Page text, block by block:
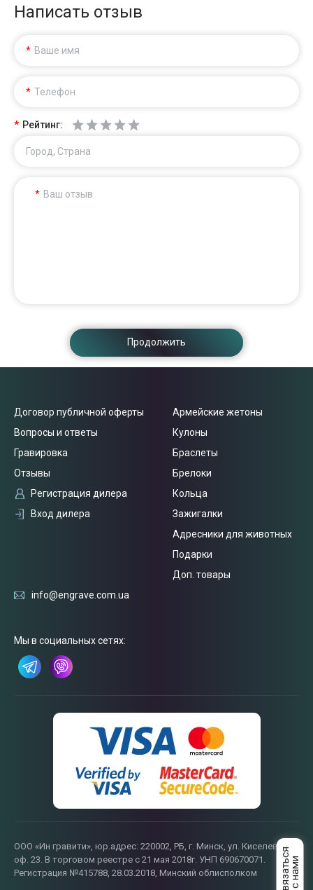
Написать отзыв
Ваше имя
Телефон
Рейтинг:
Город, Страна
Ваш отзыв
Продолжить
Договор публичной оферты
Вопросы и ответы
Гравировка
Отзывы
Регистрация дилера
Вход дилера
Армейские жетоны
Кулоны
Браслеты
Брелоки
Кольца
Зажигалки
Адресники для животных
Подарки
Доп. товары
info@engrave.com.ua
Мы в социальных сетях:
ООО «Ин гравити», юр.адрес: 220002, РБ, г. Минск, ул. Киселева, 55,
оф. 23. В торговом реестре с 21 мая 2018г. УНП 690670071.
Регистрация №415788, 28.03.2018, Минский облисполком